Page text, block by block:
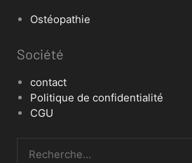
Ostéopathie
Société
contact
Politique de confidentialité
CGU